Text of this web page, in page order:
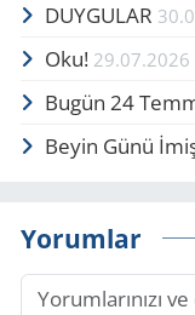
DUYGULAR
Oku! 29.07.2026
Bugün 24
Beyin Günü
Yorumlar